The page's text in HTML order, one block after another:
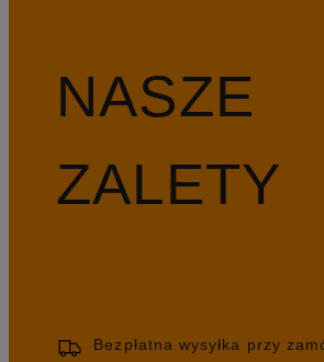
NASZE
ZALETY
Bezpłatna wysyłka przy